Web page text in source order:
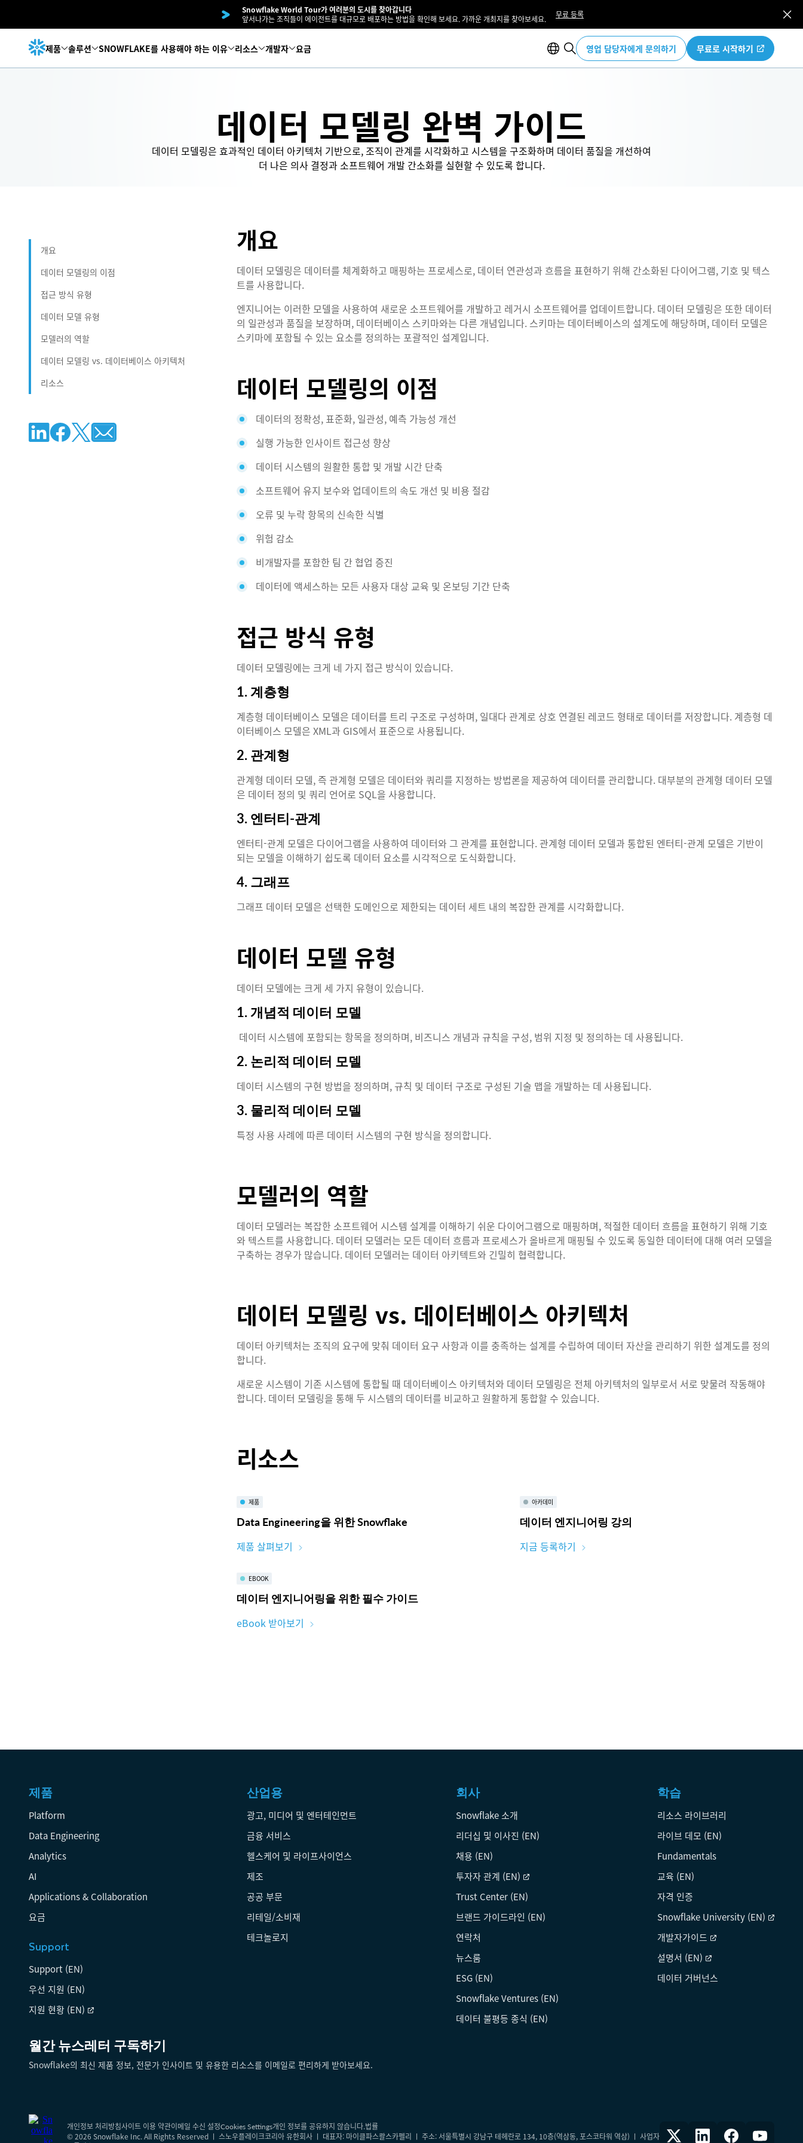
Snowflake World Tour가 여러분의 도시를 찾아갑니다
앞서나가는 조직들이 에이전트를 대규모로 배포하는 방법을 확인해 보세요. 가까운 개최지를 찾아보세요.
무료 등록
제품 솔루션 SNOWFLAKE를 사용해야 하는 이유 리소스 개발자 요금 영업 담당자에게 문의하기 무료로 시작하기
데이터 모델링 완벽 가이드
데이터 모델링은 효과적인 데이터 아키텍처 기반으로, 조직이 관계를 시각화하고 시스템을 구조화하며 데이터 품질을 개선하여
더 나은 의사 결정과 소프트웨어 개발 간소화를 실현할 수 있도록 합니다.
개요
데이터 모델링의 이점
접근 방식 유형
데이터 모델 유형
모델러의 역할
데이터 모델링 vs. 데이터베이스 아키텍처
리소스
개요
데이터 모델링은 데이터를 체계화하고 매핑하는 프로세스로, 데이터 연관성과 흐름을 표현하기 위해 간소화된 다이어그램, 기호 및 텍스
트를 사용합니다.
엔지니어는 이러한 모델을 사용하여 새로운 소프트웨어를 개발하고 레거시 소프트웨어를 업데이트합니다. 데이터 모델링은 또한 데이터
의 일관성과 품질을 보장하며, 데이터베이스 스키마와는 다른 개념입니다. 스키마는 데이터베이스의 설계도에 해당하며, 데이터 모델은
스키마에 포함될 수 있는 요소를 정의하는 포괄적인 설계입니다.
데이터 모델링의 이점
데이터의 정확성, 표준화, 일관성, 예측 가능성 개선
실행 가능한 인사이트 접근성 향상
데이터 시스템의 원활한 통합 및 개발 시간 단축
소프트웨어 유지 보수와 업데이트의 속도 개선 및 비용 절감
오류 및 누락 항목의 신속한 식별
위험 감소
비개발자를 포함한 팀 간 협업 증진
데이터에 액세스하는 모든 사용자 대상 교육 및 온보딩 기간 단축
접근 방식 유형
데이터 모델링에는 크게 네 가지 접근 방식이 있습니다.
1. 계층형
계층형 데이터베이스 모델은 데이터를 트리 구조로 구성하며, 일대다 관계로 상호 연결된 레코드 형태로 데이터를 저장합니다. 계층형 데
이터베이스 모델은 XML과 GIS에서 표준으로 사용됩니다.
2. 관계형
관계형 데이터 모델, 즉 관계형 모델은 데이터와 쿼리를 지정하는 방법론을 제공하여 데이터를 관리합니다. 대부분의 관계형 데이터 모델
은 데이터 정의 및 쿼리 언어로 SQL을 사용합니다.
3. 엔터티-관계
엔터티-관계 모델은 다이어그램을 사용하여 데이터와 그 관계를 표현합니다. 관계형 데이터 모델과 통합된 엔터티-관계 모델은 기반이
되는 모델을 이해하기 쉽도록 데이터 요소를 시각적으로 도식화합니다.
4. 그래프
그래프 데이터 모델은 선택한 도메인으로 제한되는 데이터 세트 내의 복잡한 관계를 시각화합니다.
데이터 모델 유형
데이터 모델에는 크게 세 가지 유형이 있습니다.
1. 개념적 데이터 모델
데이터 시스템에 포함되는 항목을 정의하며, 비즈니스 개념과 규칙을 구성, 범위 지정 및 정의하는 데 사용됩니다.
2. 논리적 데이터 모델
데이터 시스템의 구현 방법을 정의하며, 규칙 및 데이터 구조로 구성된 기술 맵을 개발하는 데 사용됩니다.
3. 물리적 데이터 모델
특정 사용 사례에 따른 데이터 시스템의 구현 방식을 정의합니다.
모델러의 역할
데이터 모델러는 복잡한 소프트웨어 시스템 설계를 이해하기 쉬운 다이어그램으로 매핑하며, 적절한 데이터 흐름을 표현하기 위해 기호
와 텍스트를 사용합니다. 데이터 모델러는 모든 데이터 흐름과 프로세스가 올바르게 매핑될 수 있도록 동일한 데이터에 대해 여러 모델을
구축하는 경우가 많습니다. 데이터 모델러는 데이터 아키텍트와 긴밀히 협력합니다.
데이터 모델링 vs. 데이터베이스 아키텍처
데이터 아키텍처는 조직의 요구에 맞춰 데이터 요구 사항과 이를 충족하는 설계를 수립하여 데이터 자산을 관리하기 위한 설계도를 정의
합니다.
새로운 시스템이 기존 시스템에 통합될 때 데이터베이스 아키텍처와 데이터 모델링은 전체 아키텍처의 일부로서 서로 맞물려 작동해야
합니다. 데이터 모델링을 통해 두 시스템의 데이터를 비교하고 원활하게 통합할 수 있습니다.
리소스
제품
Data Engineering을 위한 Snowflake
제품 살펴보기
EBOOK
데이터 엔지니어링을 위한 필수 가이드
eBook 받아보기
아카데미
데이터 엔지니어링 강의
지금 등록하기
월간 뉴스레터 구독하기
Snowflake의 최신 제품 정보, 전문가 인사이트 및 유용한 리소스를 이메일로 편리하게 받아보세요.
제품
Platform
Data Engineering
Analytics
AI
Applications & Collaboration
요금
Support
Support (EN)
우선 지원 (EN)
지원 현황 (EN)
산업용
광고, 미디어 및 엔터테인먼트
금융 서비스
헬스케어 및 라이프사이언스
제조
공공 부문
리테일/소비재
테크놀로지
회사
Snowflake 소개
리더십 및 이사진 (EN)
채용 (EN)
투자자 관계 (EN)
Trust Center (EN)
브랜드 가이드라인 (EN)
연락처
뉴스룸
ESG (EN)
Snowflake Ventures (EN)
데이터 불평등 종식 (EN)
학습
리소스 라이브러리
라이브 데모 (EN)
Fundamentals
교육 (EN)
자격 인증
Snowflake University (EN)
개발자가이드
설명서 (EN)
데이터 거버넌스
개인정보 처리방침사이트 이용 약관이메일 수신 설정Cookies Settings개인 정보를 공유하지 않습니다.법률
© 2026 Snowflake Inc. All Rights Reserved ㅣ 스노우플레이크코리아 유한회사 ㅣ 대표자: 마이클파스콸스카펠리 ㅣ 주소: 서울특별시 강남구 테헤란로 134, 10층(역삼동, 포스코타워 역삼) ㅣ 사업자